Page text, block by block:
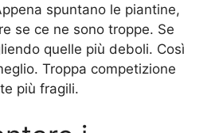
spuntano le piantine,
se ce ne sono troppe. Se
quelle più deboli. Così
Troppa competizione
più fragili.